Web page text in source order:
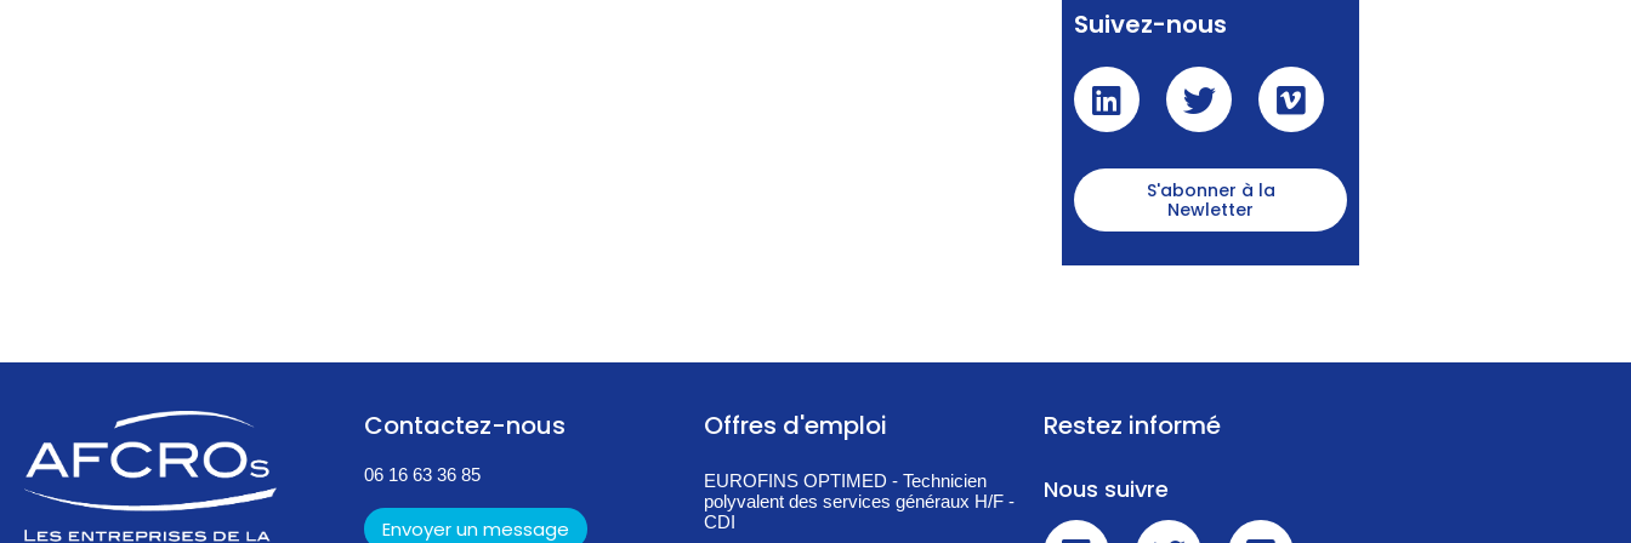
Suivez-nous
S'abonner à la
Newletter
Contactez-nous
06 16 63 36 85
Envoyer un message
Offres d'emploi
EUROFINS OPTIMED - Technicien
polyvalent des services généraux H/F -
CDI
Restez informé
Nous suivre